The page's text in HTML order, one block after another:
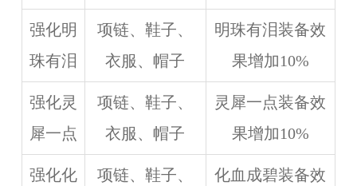
强化明
珠有泪
项链、鞋子、
衣服、帽子
明珠有泪装备效
果增加10%
强化灵
犀一点
项链、鞋子、
衣服、帽子
灵犀一点装备效
果增加10%
强化化
项链、鞋子、
化血成碧装备效